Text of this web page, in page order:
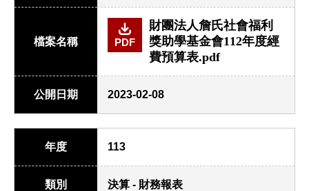
檔案名稱 PDF
財團法人詹氏社會福利
獎助學基金會112年度經
費預算表.pdf
公開日期 2023-02-08
年度 113
類別 決算 - 財務報表